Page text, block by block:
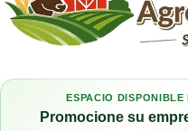
ESPACIO DISPONIBLE
Promocione su